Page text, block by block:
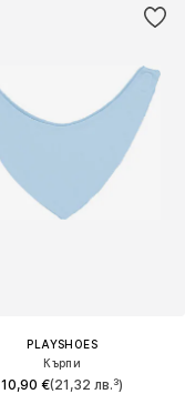
PLAYSHOES
Кърпи
10,90 €(21,32 лв.³)